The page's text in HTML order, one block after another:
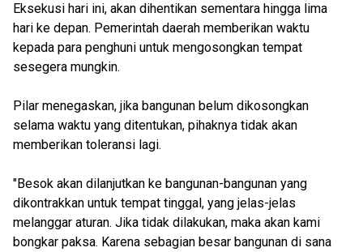
Eksekusi hari ini, akan dihentikan sementara hingga lima
hari ke depan. Pemerintah daerah memberikan waktu
kepada para penghuni untuk mengosongkan tempat
sesegera mungkin.
Pilar menegaskan, jika bangunan belum dikosongkan
selama waktu yang ditentukan, pihaknya tidak akan
memberikan toleransi lagi.
"Besok akan dilanjutkan ke bangunan-bangunan yang
dikontrakkan untuk tempat tinggal, yang jelas-jelas
melanggar aturan. Jika tidak dilakukan, maka akan kami
bongkar paksa. Karena sebagian besar bangunan di sana